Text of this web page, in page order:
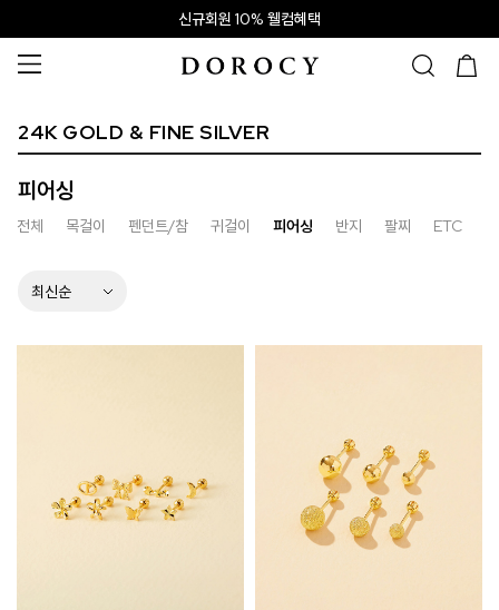
신규회원 10% 웰컴혜택
24K GOLD & FINE SILVER
피어싱
전체 목걸이 펜던트/참 귀걸이 피어싱 반지 팔찌 ETC